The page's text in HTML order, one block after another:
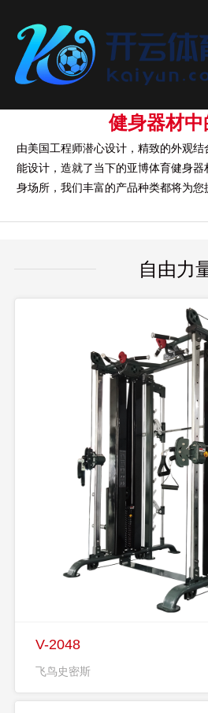
健身器材中
由美国工程师潜心设计，精致的外观
能设计，造就了当下的亚博体育健身
身场所，我们丰富的产品种类都将为您
自由力
V-2048
飞鸟史密斯